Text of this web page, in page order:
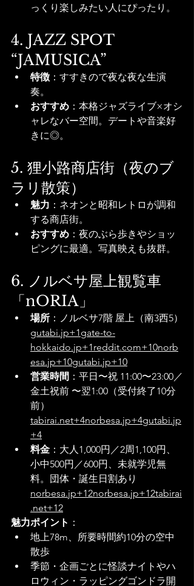
っくり楽しみたい人にぴったり。
4. JAZZ SPOT
“JAMUSICA”
特徴 ：すすきので夜な夜な生演
奏。
おすすめ ：本格ジャズライブ×オシ
ャレなバー空間。デートや音楽好
きに◎。
5. 狸小路商店街（夜のブ
ラリ散策）
魅力 ：ネオンと昭和レトロが調和
する商店街。
おすすめ ：夜のぶら歩きやショッ
ピングに最適。写真映えも抜群。
6. ノルベサ屋上観覧車
「nORIA」
場所 ：ノルベサ7階 屋上（南3西5）
gutabi.jp+1gate-to-
hokkaido.jp+1reddit.com+10norb
esa.jp+10gutabi.jp+10
営業時間 ：平日〜祝 11:00〜23:00／
金土祝前 〜翌1:00（受付終了10分
前）
tabirai.net+4norbesa.jp+4gutabi.jp
+4
料金 ：大人1,000円／2周1,100円、
小中500円／600円、未就学児無
料。団体・誕生日割あり
norbesa.jp+12norbesa.jp+12tabirai
.net+12
魅力ポイント ：
地上78m、所要時間約10分の空中
散歩
季節・企画ごとに怪談ナイトやハ
ロウィン・ラッピングゴンドラ開